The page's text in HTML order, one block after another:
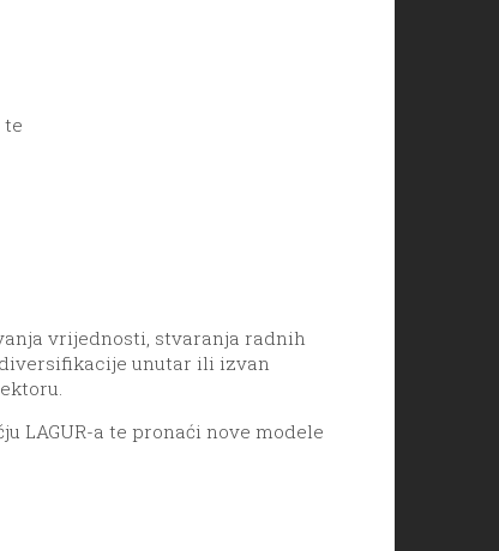
te
vrijednosti, stvaranja radnih
unutar ili izvan
LAGUR-a te pronaći nove modele